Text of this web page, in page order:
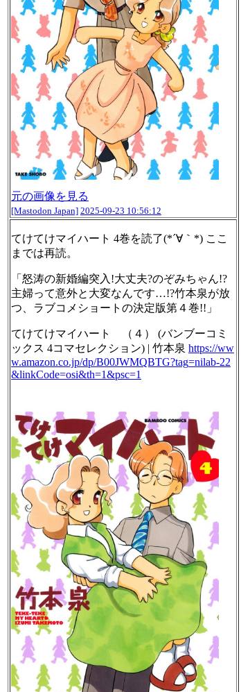
元の画像を見る
[Mastodon Japan] 2025-09-23 10:56:12
てけてけマイハート 4巻を読了(*´∀｀*) ここ
までは再読。
「怒涛の新婚編突入!大丈夫?のぞみちゃん!?
主婦って意外と大変なんです…!?竹本泉が放
つ、ラブコメショートの決定版第４巻!!」
てけてけマイハート （４） (バンブーコミ
ックス 4コマセレクション) | 竹本泉 https://ww
w.amazon.co.jp/dp/B00JWMQBTG?tag=nilab-22
&linkCode=osi&th=1&psc=1